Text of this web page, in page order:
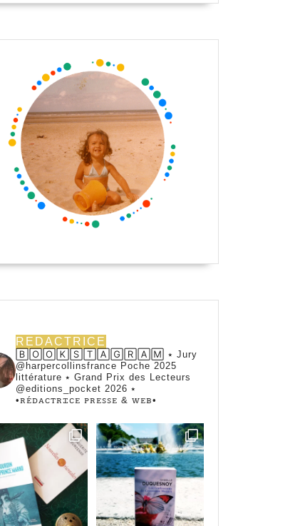
REDACTRICE
🄱🄾🄾🄺🅂🅃🄰🄶🅁🄰🄼 ⭑ Jury
@harpercollinsfrance Poche 2025
littérature ⭑ Grand Prix des Lecteurs
@editions_pocket 2026 ⭑
•ꭱꭼ́ꭰꭺꮯꭲꭱꮖꮯꭼ ꮲꭱꭼꮪꮪꭼ & ꮃꭼᏼ•